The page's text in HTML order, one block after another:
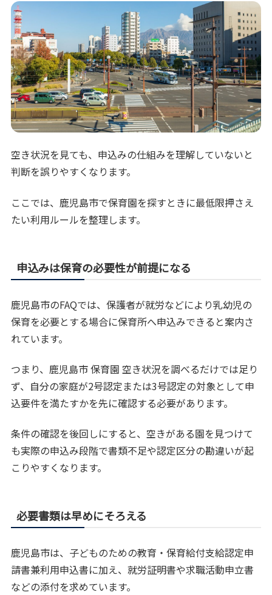
空き状況を見ても、申込みの仕組みを理解していないと
判断を誤りやすくなります。
ここでは、鹿児島市で保育園を探すときに最低限押さえ
たい利用ルールを整理します。
申込みは保育の必要性が前提になる
鹿児島市のFAQでは、保護者が就労などにより乳幼児の
保育を必要とする場合に保育所へ申込みできると案内さ
れています。
つまり、鹿児島市 保育園 空き状況を調べるだけでは足り
ず、自分の家庭が2号認定または3号認定の対象として申
込要件を満たすかを先に確認する必要があります。
条件の確認を後回しにすると、空きがある園を見つけて
も実際の申込み段階で書類不足や認定区分の勘違いが起
こりやすくなります。
必要書類は早めにそろえる
鹿児島市は、子どものための教育・保育給付支給認定申
請書兼利用申込書に加え、就労証明書や求職活動申立書
などの添付を求めています。